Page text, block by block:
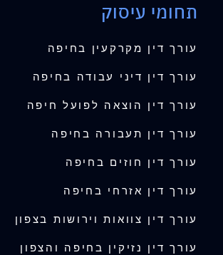
תחומי עיסוק
עורך דין מקרקעין בחיפה
עורך דין דיני עבודה בחיפה
עורך דין הוצאה לפועל חיפה
עורך דין תעבורה בחיפה
עורך דין חוזים בחיפה
עורך דין אזרחי בחיפה
עורך דין צוואות וירושות בצפון
עורך דין נזיקין בחיפה והצפון